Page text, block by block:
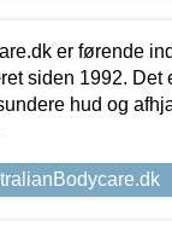
er førende
siden 1992.
hud og